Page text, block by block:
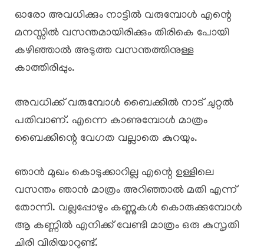
ഓരോ അവധിക്കും നാട്ടിൽ വരുമ്പോൾ എന്റെ
മനസ്സിൽ വസന്തമായിരിക്കും തിരികെ പോയി
കഴിഞ്ഞാൽ അടുത്ത വസന്തത്തിനുള്ള
കാത്തിരിപ്പും.
അവധിക്ക് വരുമ്പോൾ ബൈക്കിൽ നാട് ചുറ്റൽ
പതിവാണ്. എന്നെ കാണുമ്പോൾ മാത്രം
ബൈക്കിന്റെ വേഗത വല്ലാതെ കുറയും.
ഞാൻ മുഖം കൊടുക്കാറില്ല എന്റെ ഉള്ളിലെ
വസന്തം ഞാൻ മാത്രം അറിഞ്ഞാൽ മതി എന്ന്
തോന്നി. വല്ലപ്പോഴും കണ്ണുകൾ കൊരുക്കുമ്പോൾ
ആ കണ്ണിൽ എനിക്ക് വേണ്ടി മാത്രം ഒരു കുസൃതി
ചിരി വിരിയാറുണ്ട്.